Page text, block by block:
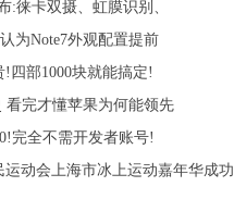
:徕卡双摄、虹膜识别、
为Note7外观配置提前
四部1000块就能搞定!
看完才懂苹果为何能领先
完全不需开发者账号!
运动会上海市冰上运动嘉年华成功